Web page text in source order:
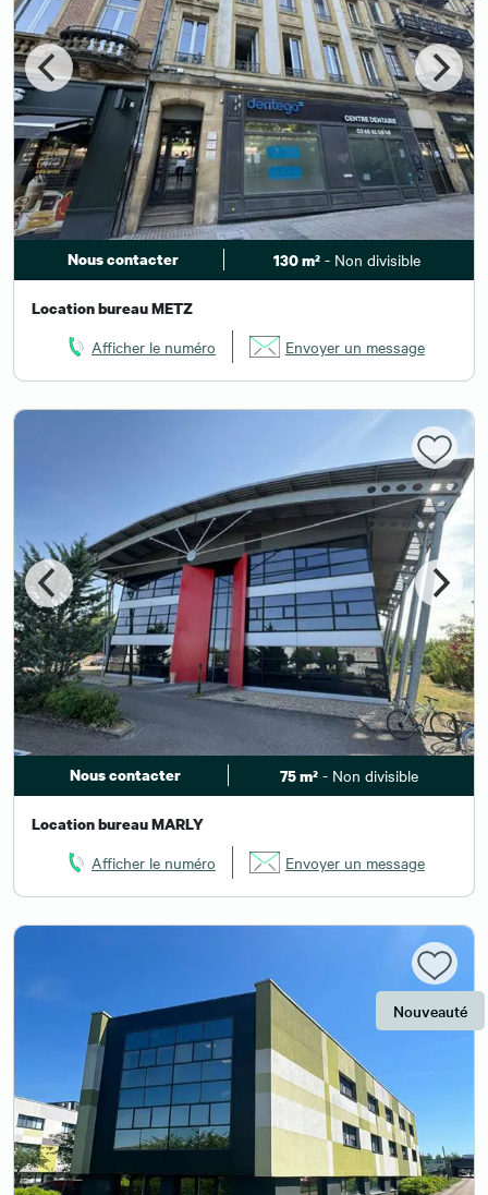
Nous contacter 130 m² - Non divisible
Location bureau METZ
Afficher le numéro Envoyer un message
Nous contacter 75 m² - Non divisible
Location bureau MARLY
Afficher le numéro Envoyer un message
Nouveauté